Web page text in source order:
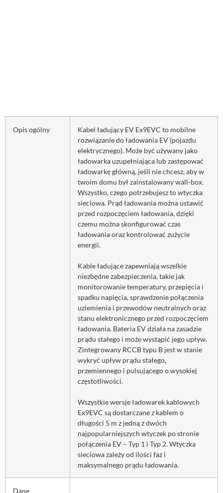
Opis ogólny
Kabel ładujący EV Ex9EVC to mobilne
rozwiązanie do ładowania EV (pojazdu
elektrycznego). Może być używany jako
ładowarka uzupełniająca lub zastępować
ładowarkę główną, jeśli nie chcesz, aby w
twoim domu był zainstalowany wall-box.
Wszystko, czego potrzebujesz to wtyczka
sieciowa. Prąd ładowania można ustawić
przed rozpoczęciem ładowania, dzięki
czemu można skonfigurować czas
ładowania oraz kontrolować zużycie
energii.
Kable ładujące zapewniają wszelkie
niezbędne zabezpieczenia, takie jak
monitorowanie temperatury, przepięcia i
spadku napięcia, sprawdzenie połączenia
uziemienia i przewodów neutralnych oraz
stanu elektronicznego przed rozpoczęciem
ładowania. Bateria EV działa na zasadzie
prądu stałego i może wystąpić jego upływ.
Zintegrowany RCCB typu B jest w stanie
wykryć upływ prądu stałego,
przemiennego i pulsującego o wysokiej
częstotliwości.
Wszystkie wersje ładowarek kablowych
Ex9EVC są dostarczane z kablem o
długości 5 m z jedną z dwóch
najpopularniejszych wtyczek po stronie
połączenia EV – Typ 1 i Typ 2. Wtyczka
sieciowa zależy od ilości faz i
maksymalnego prądu ładowania.
Dane